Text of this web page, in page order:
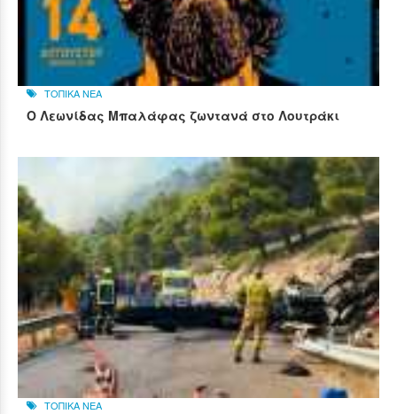
ΤΟΠΙΚΑ ΝΕΑ
Ο Λεωνίδας Μπαλάφας ζωντανά στο Λουτράκι
ΤΟΠΙΚΑ ΝΕΑ